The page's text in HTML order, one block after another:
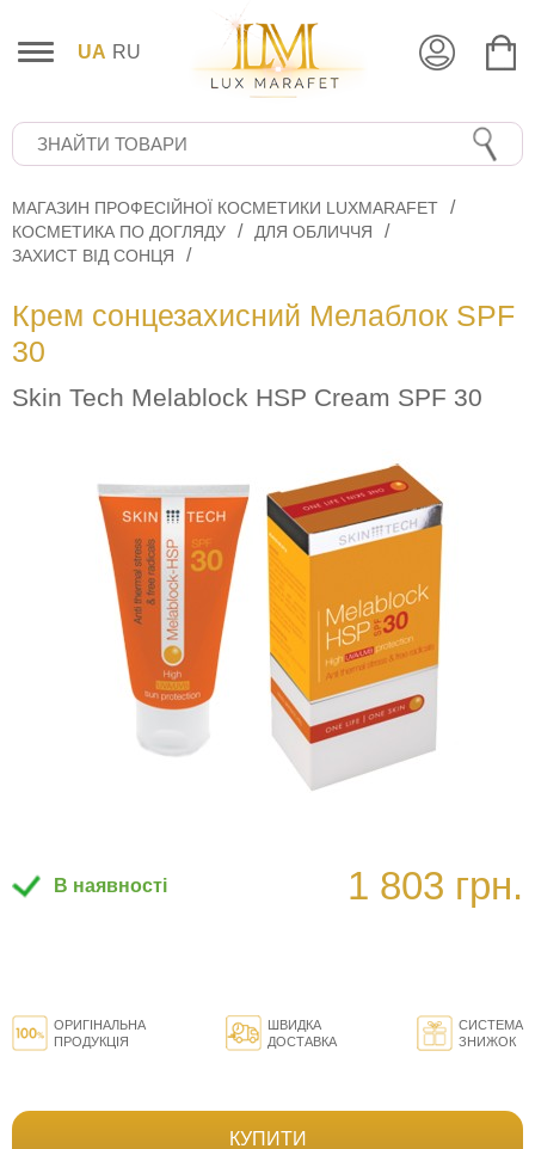
UA RU
МАГАЗИН ПРОФЕСІЙНОЇ КОСМЕТИКИ LUXMARAFET
КОСМЕТИКА ПО ДОГЛЯДУ
ДЛЯ ОБЛИЧЧЯ
ЗАХИСТ ВІД СОНЦЯ
Крем сонцезахисний Мелаблок SPF
30
Skin Tech Melablock HSP Cream SPF 30
В наявності 1 803 грн.
ОРИГІНАЛЬНА
ПРОДУКЦІЯ
ШВИДКА
ДОСТАВКА
СИСТЕМА
ЗНИЖОК
КУПИТИ